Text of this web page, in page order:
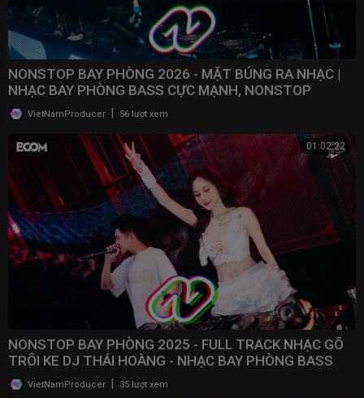
NONSTOP BAY PHÒNG 2026 - MẶT BÚNG RA NHẠC |
NHẠC BAY PHÒNG BASS CỰC MẠNH, NONSTOP
VINAHOUSE 2025
VietNamProducer 56 lượt xem
01:02:22
NONSTOP BAY PHÒNG 2025 - FULL TRACK NHẠC GÕ
TRÔI KE DJ THÁI HOÀNG - NHẠC BAY PHÒNG BASS
CWCH MẠNH
VietNamProducer 35 lượt xem